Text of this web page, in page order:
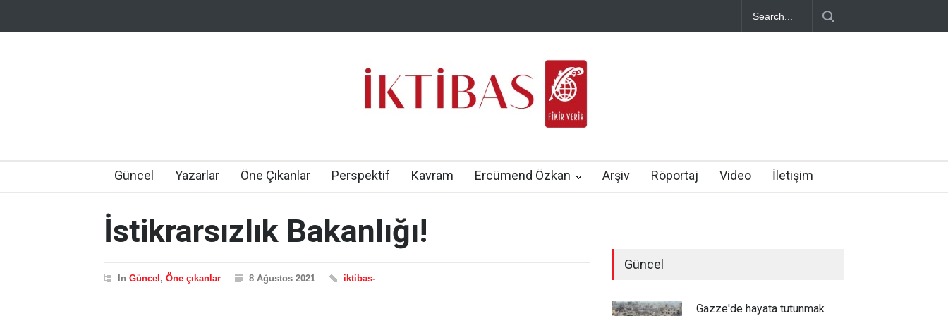
Güncel Yazarlar Öne Çıkanlar Perspektif Kavram Ercümend Özkan Arşiv Röportaj Video İletişim
İstikrarsızlık Bakanlığı!
In Güncel , Öne çıkanlar 8 Ağustos 2021 iktibas-
Güncel
Gazze'de hayata tutunmak